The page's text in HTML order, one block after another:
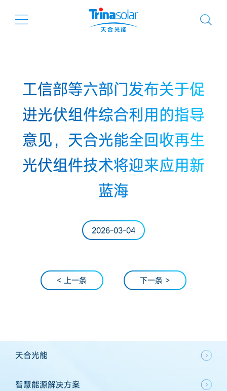
工信部等六部门发布关于促
进光伏组件综合利用的指导
意见，天合光能全回收再生
光伏组件技术将迎来应用新
蓝海
2026-03-04
< 上一条 下一条 >
天合光能
智慧能源解决方案